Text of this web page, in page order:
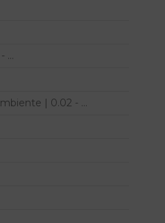
...
| 0.02 - ...